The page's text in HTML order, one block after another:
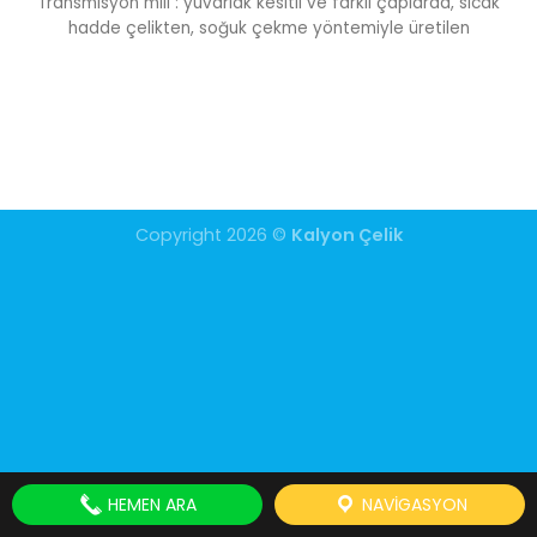
hadde çelikten, soğuk çekme yöntemiyle üretilen
Copyright 2026 © Kalyon Çelik
HEMEN ARA NAVIGASYON